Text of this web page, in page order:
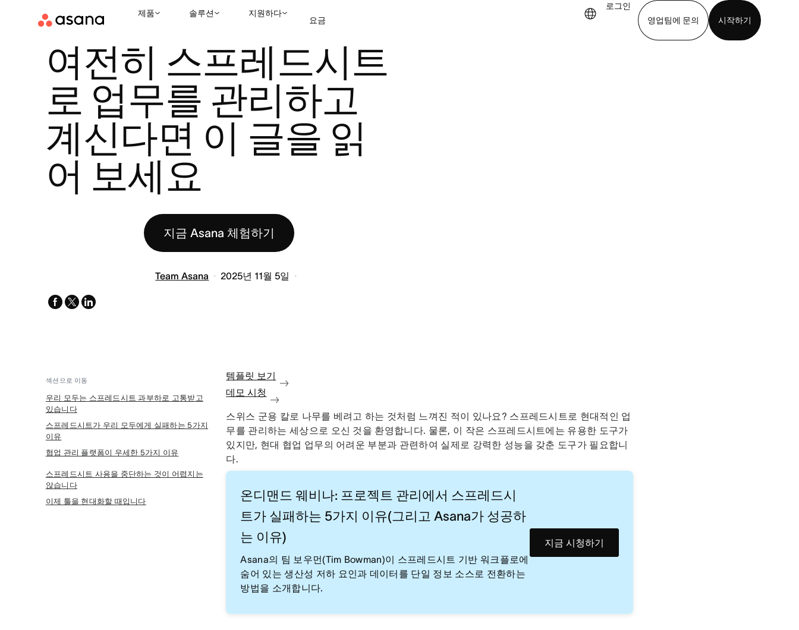
제품 솔루션 지원하다
요금
로그인
영업팀에 문의
시작하기
여전히 스프레드시트
로 업무를 관리하고
계신다면 이 글을 읽
어 보세요
지금 Asana 체험하기
Team Asana 2025년 11월 5일
facebook
x-
linkedin
섹션으로 이동
우리 모두는 스프레드시트 과부하로 고통받고
있습니다
스프레드시트가 우리 모두에게 실패하는 5가지
이유
협업 관리 플랫폼이 우세한 5가지 이유
스프레드시트 사용을 중단하는 것이 어렵지는
않습니다
이제 툴을 현대화할 때입니다
템플릿 보기
데모 시청
스위스 군용 칼로 나무를 베려고 하는 것처럼 느껴진 적이 있나요? 스프레드시트로 현대적인 업
무를 관리하는 세상으로 오신 것을 환영합니다. 물론, 이 작은 스프레드시트에는 유용한 도구가
있지만, 현대 협업 업무의 어려운 부분과 관련하여 실제로 강력한 성능을 갖춘 도구가 필요합니
다.
온디맨드 웨비나: 프로젝트 관리에서 스프레드시
트가 실패하는 5가지 이유(그리고 Asana가 성공하
는 이유)
Asana의 팀 보우먼(Tim Bowman)이 스프레드시트 기반 워크플로에
숨어 있는 생산성 저하 요인과 데이터를 단일 정보 소스로 전환하는
방법을 소개합니다.
지금 시청하기